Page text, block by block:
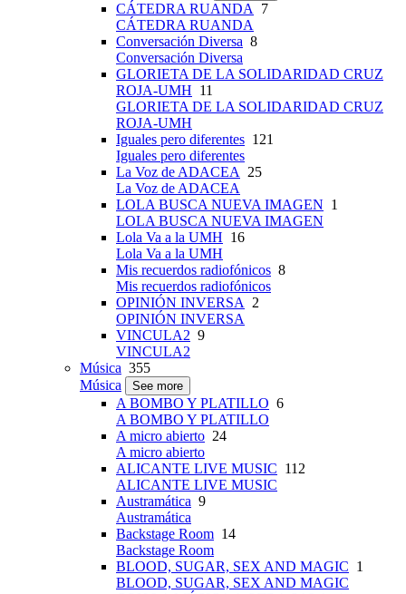
CÁTEDRA RUANDA 7
CÁTEDRA RUANDA
Conversación Diversa 8
Conversación Diversa
GLORIETA DE LA SOLIDARIDAD CRUZ
ROJA-UMH 11
GLORIETA DE LA SOLIDARIDAD CRUZ
ROJA-UMH
Iguales pero diferentes 121
Iguales pero diferentes
La Voz de ADACEA 25
La Voz de ADACEA
LOLA BUSCA NUEVA IMAGEN 1
LOLA BUSCA NUEVA IMAGEN
Lola Va a la UMH 16
Lola Va a la UMH
Mis recuerdos radiofónicos 8
Mis recuerdos radiofónicos
OPINIÓN INVERSA 2
OPINIÓN INVERSA
VINCULA2 9
VINCULA2
Música 355
Música
See more
A BOMBO Y PLATILLO 6
A BOMBO Y PLATILLO
A micro abierto 24
A micro abierto
ALICANTE LIVE MUSIC 112
ALICANTE LIVE MUSIC
Austramática 9
Austramática
Backstage Room 14
Backstage Room
BLOOD, SUGAR, SEX AND MAGIC 1
BLOOD, SUGAR, SEX AND MAGIC